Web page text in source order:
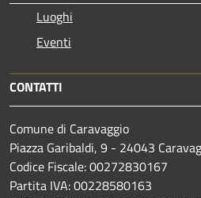
Luoghi
Eventi
CONTATTI
Comune di Caravaggio
Piazza Garibaldi, 9 - 24043
Codice Fiscale: 00272830167
Partita IVA: 00228580163